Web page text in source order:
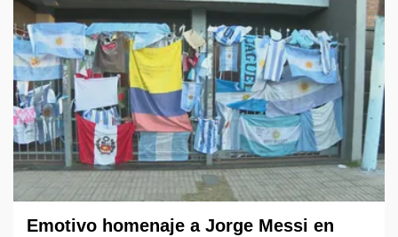
Emotivo homenaje a Jorge Messi en